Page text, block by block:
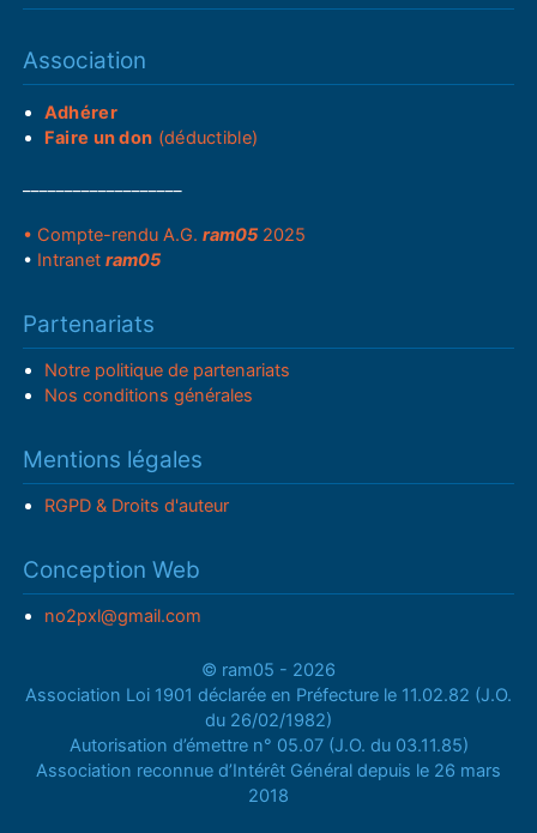
Association
Adhérer
Faire un don (déductible)
• Compte-rendu A.G.ram05 2025
• Intranetram05
Partenariats
Notre politique de partenariats
Nos conditions générales
Mentions légales
RGPD & Droits d'auteur
Conception Web
no2pxl@gmail.com
© ram05 - 2026
Association Loi 1901 déclarée en Préfecture le 11.02.82 (J.O.
du 26/02/1982)
Autorisation d’émettre n° 05.07 (J.O. du 03.11.85)
Association reconnue d’Intérêt Général depuis le 26 mars
2018